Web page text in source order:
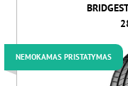
NEMOKAMAS PRISTATYMAS